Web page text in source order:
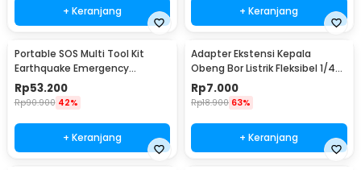
+ Keranjang + Keranjang
Portable SOS Multi Tool Kit
Earthquake Emergency
Outdoor Survival - JT21
Rp53.200
Rp90.900 42%
+ Keranjang
Adapter Ekstensi Kepala
Obeng Bor Listrik Fleksibel 1/4
Inch 290mm - HT566
Rp7.000
Rp18.900 63%
+ Keranjang